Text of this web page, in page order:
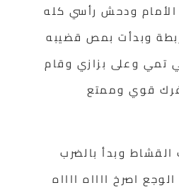
ودحش رأسي كله
بمص قضيبه
وعلى بزازي وقام
وممتع
وبدأ بالضرب
ااااه ااااه